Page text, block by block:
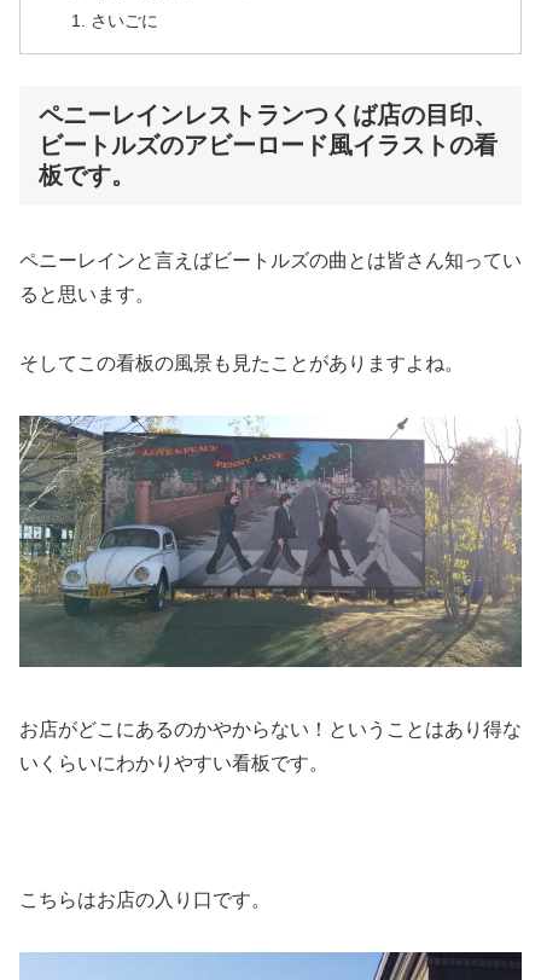
さいごに
ペニーレインレストランつくば店の目印、
ビートルズのアビーロード風イラストの看
板です。
ペニーレインと言えばビートルズの曲とは皆さん知ってい
ると思います。
そしてこの看板の風景も見たことがありますよね。
お店がどこにあるのかやからない！ということはあり得な
いくらいにわかりやすい看板です。
こちらはお店の入り口です。